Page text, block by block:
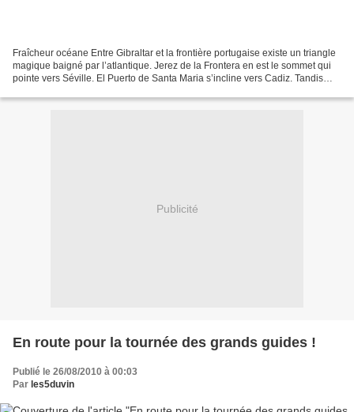
Fraîcheur océane Entre Gibraltar et la frontière portugaise existe un triangle
magique baigné par l’atlantique. Jerez de la Frontera en est le sommet qui
pointe vers Séville. El Puerto de Santa Maria s’incline vers Cadiz. Tandis
Publicité
En route pour la tournée des grands guides !
Publié le 26/08/2010 à 00:03
Par les5duvin